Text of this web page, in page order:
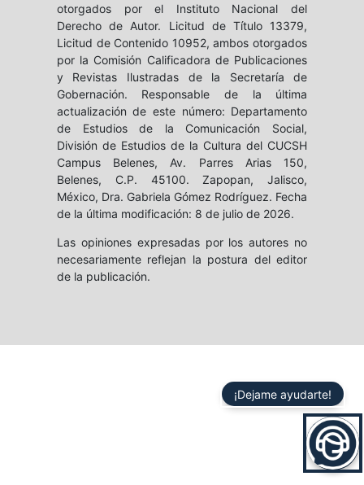
otorgados por el Instituto Nacional del
Derecho de Autor. Licitud de Título 13379,
Licitud de Contenido 10952, ambos otorgados
por la Comisión Calificadora de Publicaciones
y Revistas Ilustradas de la Secretaría de
Gobernación. Responsable de la última
actualización de este número: Departamento
de Estudios de la Comunicación Social,
División de Estudios de la Cultura del CUCSH
Campus Belenes, Av. Parres Arias 150,
Belenes, C.P. 45100. Zapopan, Jalisco,
México, Dra. Gabriela Gómez Rodríguez. Fecha
de la última modificación: 8 de julio de 2026.
Las opiniones expresadas por los autores no
necesariamente reflejan la postura del editor
de la publicación.
¡Dejame ayudarte!